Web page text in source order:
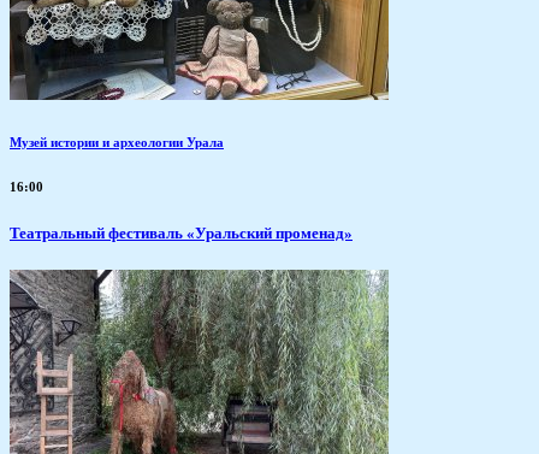
Музей истории и археологии Урала
16:00
Театральный фестиваль «Уральский променад»